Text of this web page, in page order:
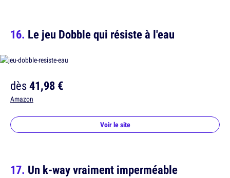
Le jeu Dobble qui résiste à l'eau
dès41,98 €
Amazon
Voir le site
Un k-way vraiment imperméable